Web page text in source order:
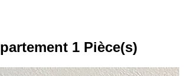
1 Pièce(s)